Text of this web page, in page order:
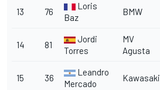
13 76
Loris
Baz
BMW
14 81
Jordi
Torres
MV
Agusta
15 36
Leandro
Mercado
Kawasaki